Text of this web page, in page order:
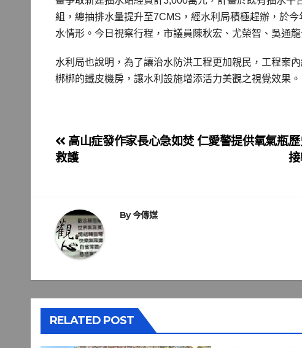
組，總抽排水量提升至7CMS，經水利局積極趕辦，於
水情形。今日視察行程，市議員陳秋宏、尤榮智、吳通
水利局也說明，為了讓治水防洪工程更加親民，工程案
梆梆的鐵皮機房，讓水利設施增添活力美觀之視覺效果。
文
章
覽
高山症發作家長心急如焚 仁愛警提供氧氣瓶
救護
By今傳媒
RELATED POST